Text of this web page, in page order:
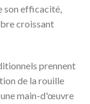
son efficacité,
croissant
prennent
de la rouille
main-d'œuvre